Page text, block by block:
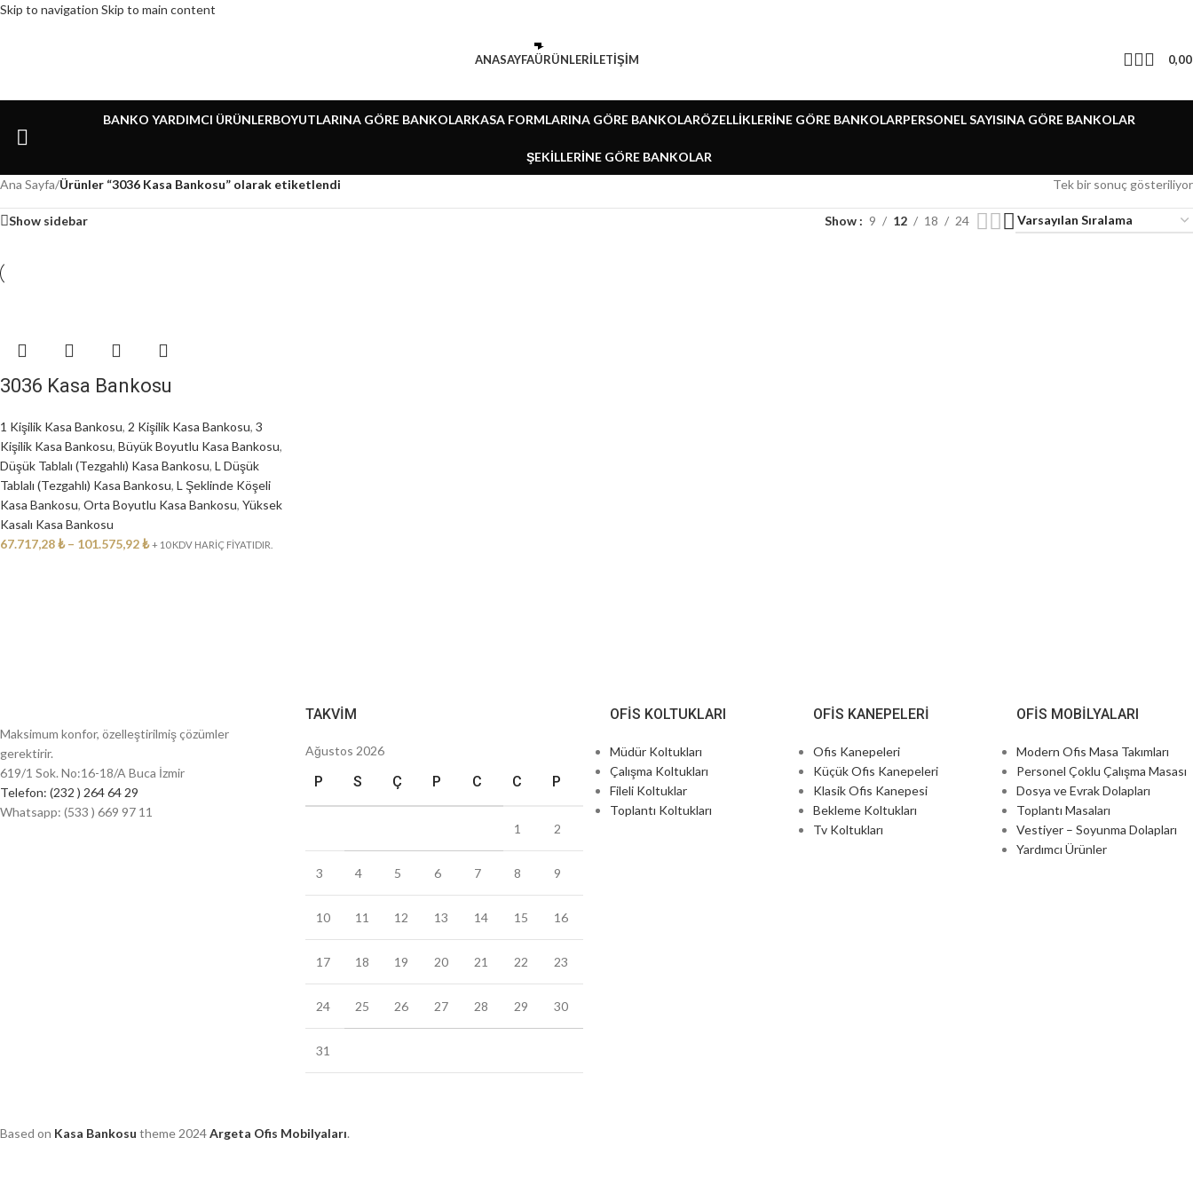
Skip to navigation Skip to main content
ANASAYFAÜRÜNLERILETİŞİM
BANKO YARDIMCI ÜRÜNLERBOYUTLARINA GÖRE BANKOLARKASA FORMLARINA GÖRE BANKOLARÖZELLIKLERINE GÖRE BANKOLARPERSONEL SAYISINA GÖRE BANKOLAR
ŞEKILLERINE GÖRE BANKOLAR
Ana Sayfa/Ürünler “3036 Kasa Bankosu” olarak etiketlendi Tek bir sonuç gösteriliyor
Show sidebar Show 9 12 18 24
3036 Kasa Bankosu
1 Kişilik Kasa Bankosu, 2 Kişilik Kasa Bankosu, 3
Kişilik Kasa Bankosu, Büyük Boyutlu Kasa Bankosu,
Düşük Tablalı (Tezgahlı) Kasa Bankosu, L Düşük
Tablalı (Tezgahlı) Kasa Bankosu, L Şeklinde Köşeli
Kasa Bankosu, Orta Boyutlu Kasa Bankosu, Yüksek
Kasalı Kasa Bankosu
67.717,28₺ – 101.575,92₺ + 10 KDV HARİÇ FİYATIDIR.
Maksimum konfor, özelleştirilmiş çözümler
gerektirir.
619/1 Sok. No:16-18/A Buca İzmir
Telefon: (232 ) 264 64 29
Whatsapp: (533 ) 669 97 11
TAKVIM
Ağustos 2026
P S Ç P C C P
1 2
3 4 5 6 7 8 9
10 11 12 13 14 15 16
17 18 19 20 21 22 23
24 25 26 27 28 29 30
31
OFIS KOLTUKLARI
Müdür Koltukları
Çalışma Koltukları
Fileli Koltuklar
Toplantı Koltukları
OFIS KANEPELERI
Ofis Kanepeleri
Küçük Ofis Kanepeleri
Klasik Ofis Kanepesi
Bekleme Koltukları
Tv Koltukları
OFIS MOBILYALARI
Modern Ofis Masa Takımları
Personel Çoklu Çalışma Masası
Dosya ve Evrak Dolapları
Toplantı Masaları
Vestiyer – Soyunma Dolapları
Yardımcı Ürünler
Based on Kasa Bankosu theme 2024Argeta Ofis Mobilyaları.